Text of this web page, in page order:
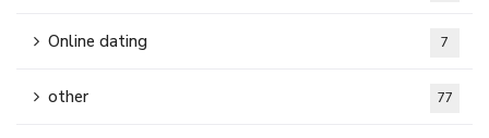
Online dating 7
other 77